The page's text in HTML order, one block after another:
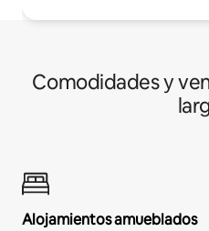
Comodidades y
Alojamientos amueblados